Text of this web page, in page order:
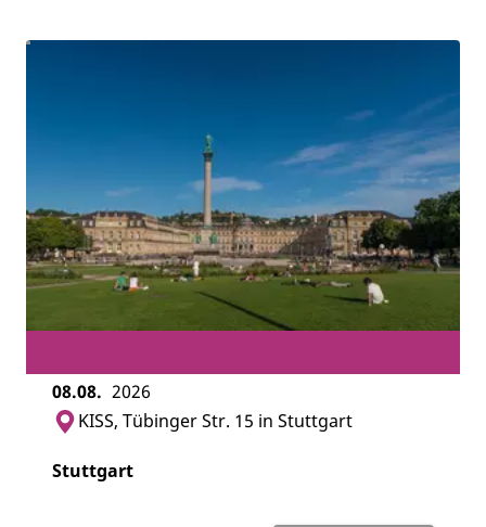
08.08. 2026
Stuttgart
KISS, Tübinger Str. 15 in Stuttgart